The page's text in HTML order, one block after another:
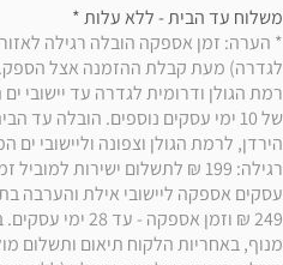
משלוח עד הבית - ללא עלות *